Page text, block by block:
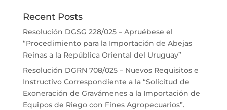
Recent Posts
Resolución DGSG 228/025 – Apruébese el
“Procedimiento para la Importación de Abejas
Reinas a la República Oriental del Uruguay”
Resolución DGRN 708/025 – Nuevos Requisitos e
Instructivo Correspondiente a la “Solicitud de
Exoneración de Gravámenes a la Importación de
Equipos de Riego con Fines Agropecuarios”.